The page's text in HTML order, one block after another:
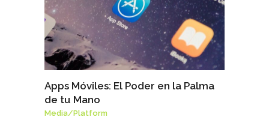
Apps Móviles: El Poder en la Palma
de tu Mano
Media/Platform